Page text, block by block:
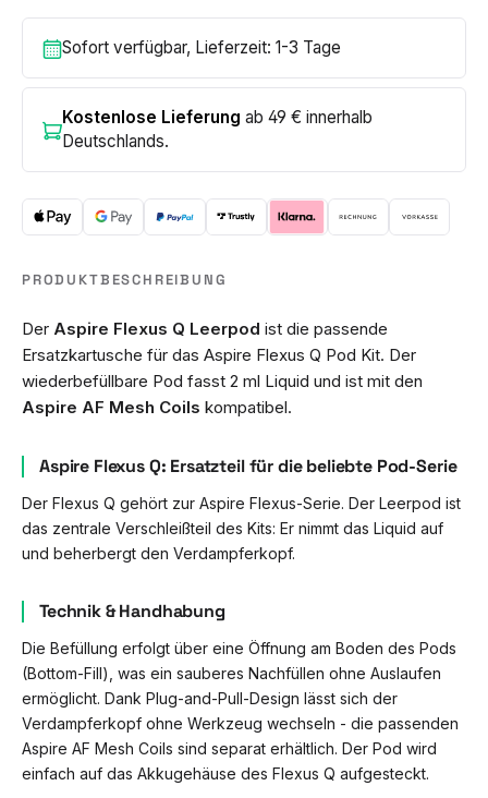
Sofort verfügbar, Lieferzeit: 1-3 Tage
Kostenlose Lieferung ab 49 € innerhalb
Deutschlands.
PRODUKTBESCHREIBUNG
Der Aspire Flexus Q Leerpod ist die passende
Ersatzkartusche für das Aspire Flexus Q Pod Kit. Der
wiederbefüllbare Pod fasst 2 ml Liquid und ist mit den
Aspire AF Mesh Coils kompatibel.
Aspire Flexus Q: Ersatzteil für die beliebte Pod-Serie
Der Flexus Q gehört zur Aspire Flexus-Serie. Der Leerpod ist
das zentrale Verschleißteil des Kits: Er nimmt das Liquid auf
und beherbergt den Verdampferkopf.
Technik & Handhabung
Die Befüllung erfolgt über eine Öffnung am Boden des Pods
(Bottom-Fill), was ein sauberes Nachfüllen ohne Auslaufen
ermöglicht. Dank Plug-and-Pull-Design lässt sich der
Verdampferkopf ohne Werkzeug wechseln - die passenden
Aspire AF Mesh Coils sind separat erhältlich. Der Pod wird
einfach auf das Akkugehäuse des Flexus Q aufgesteckt.